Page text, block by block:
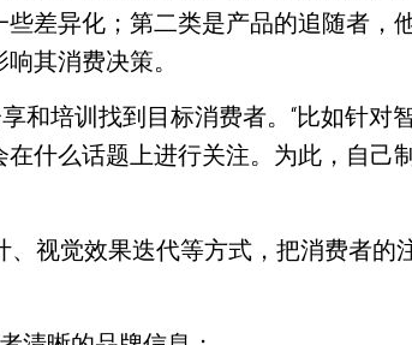
差异化；第二类是产品的追随者，
其消费决策。
和培训找到目标消费者。“比如针
什么话题上进行关注。为此，自
、视觉效果迭代等方式，把消费者